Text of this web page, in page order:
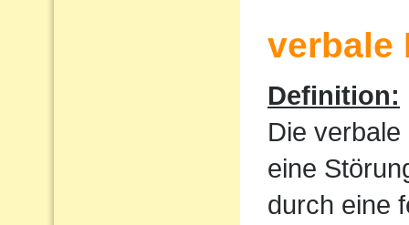
verbale
Definition:
Die
eine
durch eine